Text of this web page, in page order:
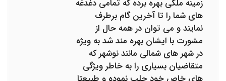
زمینه ملکی بهره برده که تمامی دغدغه
های شما را تا آخرین گام برطرف
نمایند و می توان در همه حال از
مشورت با ایشان بهره مند شد به ویژه
در شهر های شمالی مانند نوشهر که
متقاضیان بسیاری را به خاطر ویژگی